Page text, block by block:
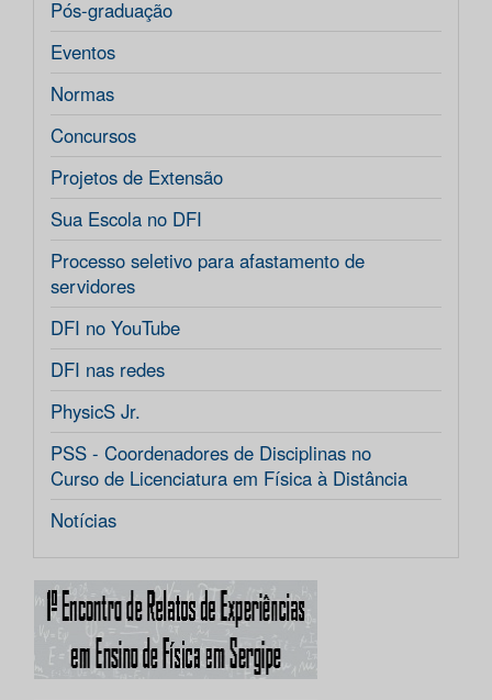
Pós-graduação
Eventos
Normas
Concursos
Projetos de Extensão
Sua Escola no DFI
Processo seletivo para afastamento de
servidores
DFI no YouTube
DFI nas redes
PhysicS Jr.
PSS - Coordenadores de Disciplinas no
Curso de Licenciatura em Física à Distância
Notícias